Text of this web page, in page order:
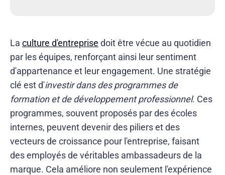
La culture d'entreprise doit être vécue au quotidien
par les équipes, renforçant ainsi leur sentiment
d'appartenance et leur engagement. Une stratégie
clé est d'investir dans des programmes de
formation et de développement professionnel. Ces
programmes, souvent proposés par des écoles
internes, peuvent devenir des piliers et des
vecteurs de croissance pour l'entreprise, faisant
des employés de véritables ambassadeurs de la
marque. Cela améliore non seulement l'expérience